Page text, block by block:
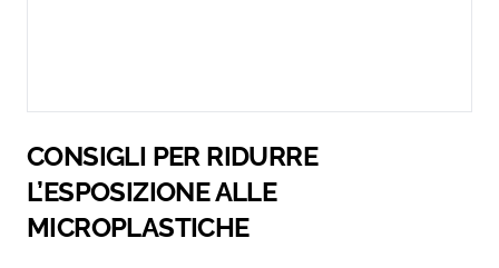
CONSIGLI PER RIDURRE
L’ESPOSIZIONE ALLE
MICROPLASTICHE